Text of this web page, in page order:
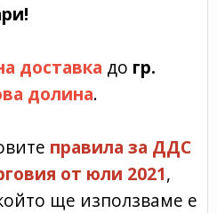
доставка до гр.
долина.
правила за ДДС
от юли 2021,
ще използваме е